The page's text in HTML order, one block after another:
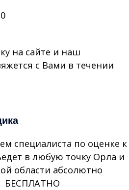
на сайте и наш
с Вами в течении
специалиста по оценке к
в любую точку Орла и
области абсолютно
БЕСПЛАТНО